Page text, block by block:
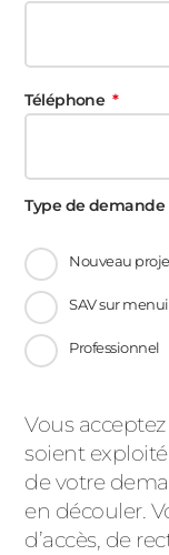
Téléphone
Type de demande
Nouveau
SAV sur
Professionnel
Message
d'état
Vous
soient
de votre
en découler.
d’accès, de